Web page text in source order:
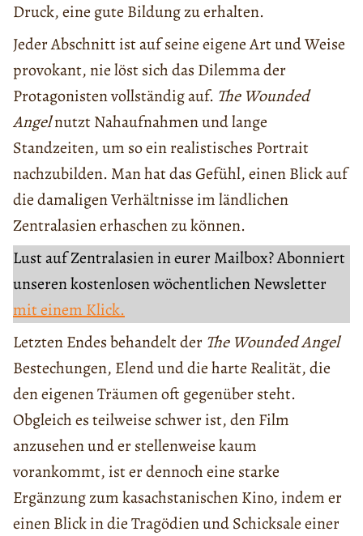
Druck, eine gute Bildung zu erhalten.
Jeder Abschnitt ist auf seine eigene Art und Weise
provokant, nie löst sich das Dilemma der
Protagonisten vollständig auf. The Wounded
Angelnutzt Nahaufnahmen und lange
Standzeiten, um so ein realistisches Portrait
nachzubilden. Man hat das Gefühl, einen Blick auf
die damaligen Verhältnisse im ländlichen
Zentralasien erhaschen zu können.
Lust auf Zentralasien in eurer Mailbox? Abonniert
unseren kostenlosen wöchentlichen Newsletter
mit einem Klick.
Letzten Endes behandelt der The Wounded Angel
Bestechungen, Elend und die harte Realität, die
den eigenen Träumen oft gegenüber steht.
Obgleich es teilweise schwer ist, den Film
anzusehen und er stellenweise kaum
vorankommt, ist er dennoch eine starke
Ergänzung zum kasachstanischen Kino, indem er
einen Blick in die Tragödien und Schicksale einer